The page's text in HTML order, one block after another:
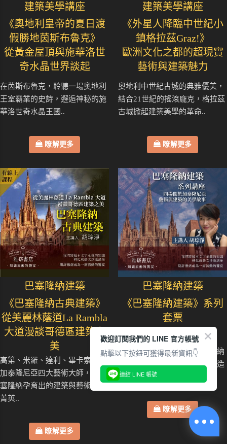
建築美學講座
《奧地利皇帝的夏日渡
假勝地茵斯布魯克》
從黃金屋頂與施華洛世
奇水晶世界談起
在茵斯布魯克，聆聽一場奧地利
王室霸業的史詩，邂逅神秘的施
華洛世奇水晶王國..
瞭解更多
建築美學講座
《外星人降臨中世紀小
鎮格拉茲Graz!》
歐洲文化之都的超現實
藝術與建築魅力
奧地利中世紀古城的典雅優美，
結合21世紀的搖滾龐克，格拉茲
古城掀起建築美學的革命..
瞭解更多
巴塞隆納建築
《巴塞隆納古典建築》
從美麗林蔭道La Rambla
大道漫談哥德區建築之
美
高第、米羅、達利、畢卡索人稱
加泰隆尼亞四大藝術大師，是巴
塞隆納孕育出的建築與藝術文化
菁英..
瞭解更多
巴塞隆納建築
《巴塞隆納建築》系列
套票
如果說高第是上帝贈予巴塞隆納
的禮物，聖家堂就是高第所打造
的人間天堂..
瞭解更多
歡迎訂閱我們的 LINE 官方帳號
點擊以下按鈕可獲得最新資訊👇
連結 LINE 帳號